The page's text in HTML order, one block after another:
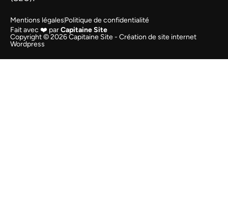
Copyright © 2026 Capitaine Site - Création de site internet
Wordpress
Fait avec ❤️ parCapitaine Site
Mentions légalesPolitique de confidentialité